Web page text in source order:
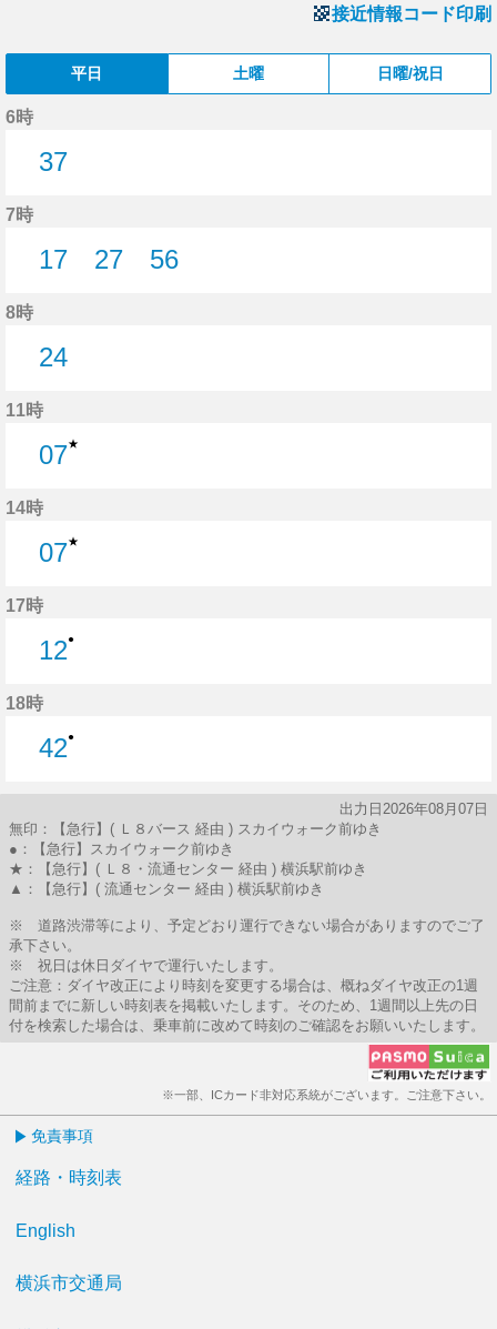
接近情報コード印刷
平日 土曜 日曜/祝日
6時
37
7時
17
27
56
8時
24
11時
07★
14時
07★
17時
12●
18時
42●
出力日2026年08月07日
無印：【急行】( Ｌ８バース 経由 ) スカイウォーク前ゆき
●：【急行】スカイウォーク前ゆき
★：【急行】( Ｌ８・流通センター 経由 ) 横浜駅前ゆき
▲：【急行】( 流通センター 経由 ) 横浜駅前ゆき
※ 道路渋滞等により、予定どおり運行できない場合がありますのでご了
承下さい。
※ 祝日は休日ダイヤで運行いたします。
ご注意：ダイヤ改正により時刻を変更する場合は、概ねダイヤ改正の1週
間前までに新しい時刻表を掲載いたします。そのため、1週間以上先の日
付を検索した場合は、乗車前に改めて時刻のご確認をお願いいたします。
※一部、ICカード非対応系統がございます。ご注意下さい。
免責事項
経路・時刻表
English
横浜市交通局